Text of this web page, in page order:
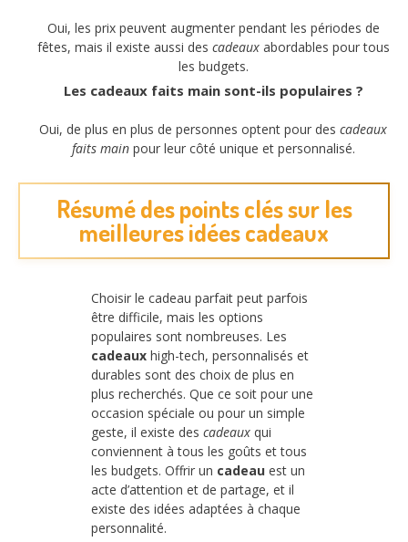
Oui, les prix peuvent augmenter pendant les périodes de
fêtes, mais il existe aussi des cadeauxabordables pour tous
les budgets.
Les cadeaux faits main sont-ils populaires ?
Oui, de plus en plus de personnes optent pour des cadeaux
faits mainpour leur côté unique et personnalisé.
Résumé des points clés sur les
meilleures idées cadeaux
Choisir le cadeau parfait peut parfois
être difficile, mais les options
populaires sont nombreuses. Les
cadeaux high-tech, personnalisés et
durables sont des choix de plus en
plus recherchés. Que ce soit pour une
occasion spéciale ou pour un simple
geste, il existe des cadeaux qui
conviennent à tous les goûts et tous
les budgets. Offrir un cadeau est un
acte d’attention et de partage, et il
existe des idées adaptées à chaque
personnalité.